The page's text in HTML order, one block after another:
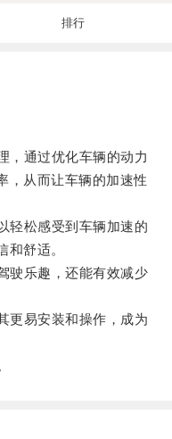
排行
通过优化车辆的动力
，从而让车辆的加速性
松感受到车辆加速的
和舒适。
乐趣，还能有效减少
易安装和操作，成为